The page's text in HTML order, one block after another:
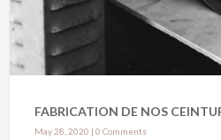
FABRICATION DE NOS
May 28, 2020 | 0 Comments